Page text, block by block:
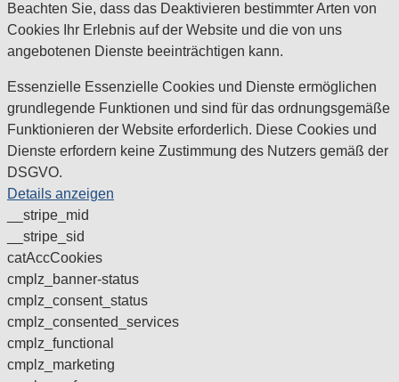
Beachten Sie, dass das Deaktivieren bestimmter Arten von
Cookies Ihr Erlebnis auf der Website und die von uns
angebotenen Dienste beeinträchtigen kann.
Essenzielle Essenzielle Cookies und Dienste ermöglichen
grundlegende Funktionen und sind für das ordnungsgemäße
Funktionieren der Website erforderlich. Diese Cookies und
Dienste erfordern keine Zustimmung des Nutzers gemäß der
DSGVO.
Details anzeigen
__stripe_mid
__stripe_sid
catAccCookies
cmplz_banner-status
cmplz_consent_status
cmplz_consented_services
cmplz_functional
cmplz_marketing